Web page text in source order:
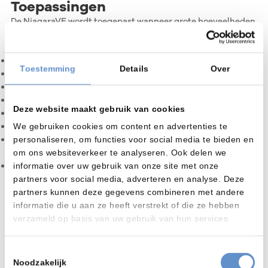
Toestemming Details Over
Deze website maakt gebruik van cookies
We gebruiken cookies om content en advertenties te
personaliseren, om functies voor social media te bieden en
om ons websiteverkeer te analyseren. Ook delen we
informatie over uw gebruik van onze site met onze
partners voor social media, adverteren en analyse. Deze
partners kunnen deze gegevens combineren met andere
informatie die u aan ze heeft verstrekt of die ze hebben
verzameld op basis van uw gebruik van hun services.
Noodzakelijk
Toepassingen
De NiagaraVE wordt toegepast wanneer grote hoeveelheden
onderdelen of zware charges grondig gereinigd moeten
Reiniging van hoge aantallen onderdelen
Onderdelen op hardingsroosters
Onderdelen met lichte tot sterke industriële vervuiling
Reiniging vóór of na warmtebehandeling
Productieomgevingen met behoefte aan sterke
reinigingsprestaties
Processen waarbij wassen en spoelen gescheiden moeten
worden uitgevoerd
Voor onderdelen waarbij rotatie van de korf belangrijk is, zijn
NiagaraFS, NiagaraDFS of NiagaraRH vaak passender. De
NiagaraVE is vooral bedoeld voor grotere charges waarbij